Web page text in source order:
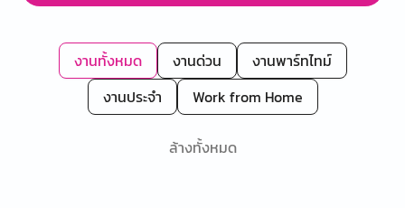
งานทั้งหมด งานด่วน
งานพาร์ทไทม์
งานประจำ
Work from Home
ล้างทั้งหมด